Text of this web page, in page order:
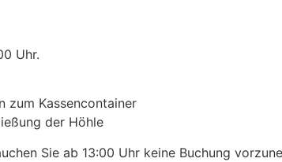
Uhr.
zum Kassencontainer
der Höhle
Sie ab 13:00 Uhr keine Buchung